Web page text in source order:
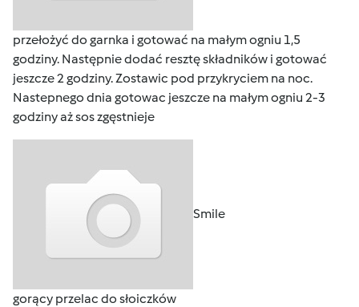
przełożyć do garnka i gotować na małym ogniu 1,5
godziny. Następnie dodać resztę składników i gotować
jeszcze 2 godziny. Zostawic pod przykryciem na noc.
Nastepnego dnia gotowac jeszcze na małym ogniu 2-3
godziny aż sos zgęstnieje
Smile
gorący przelac do słoiczków